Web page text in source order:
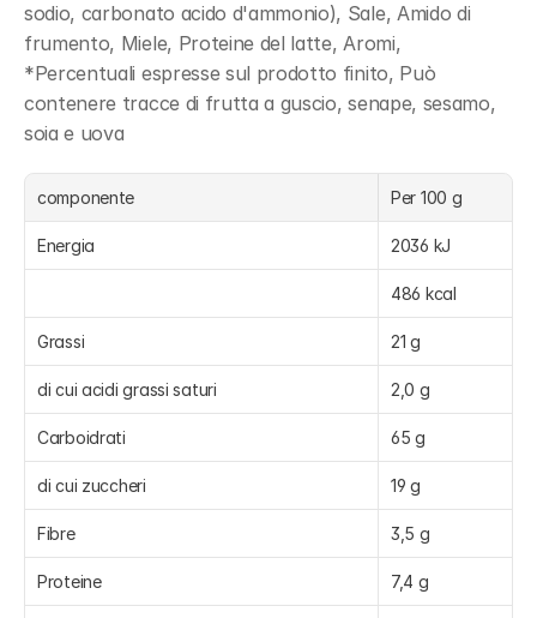
sodio, carbonato acido d'ammonio), Sale, Amido di
frumento, Miele, Proteine del latte, Aromi,
*Percentuali espresse sul prodotto finito, Può
contenere tracce di frutta a guscio, senape, sesamo,
soia e uova
componente Per 100 g
Energia 2036 kJ
486 kcal
Grassi 21 g
di cui acidi grassi saturi 2,0 g
Carboidrati 65 g
di cui zuccheri 19 g
Fibre 3,5 g
Proteine 7,4 g